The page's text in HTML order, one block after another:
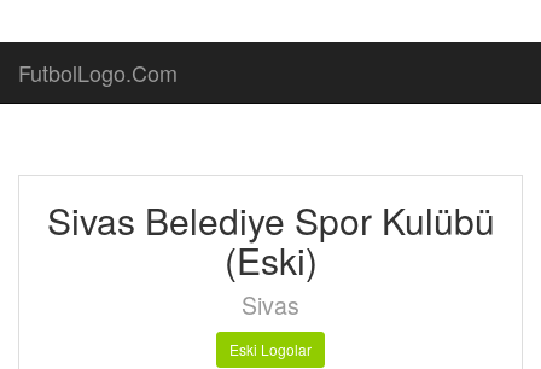
FutbolLogo.Com
Sivas Belediye Spor Kulübü
(Eski)
Sivas
Eski Logolar